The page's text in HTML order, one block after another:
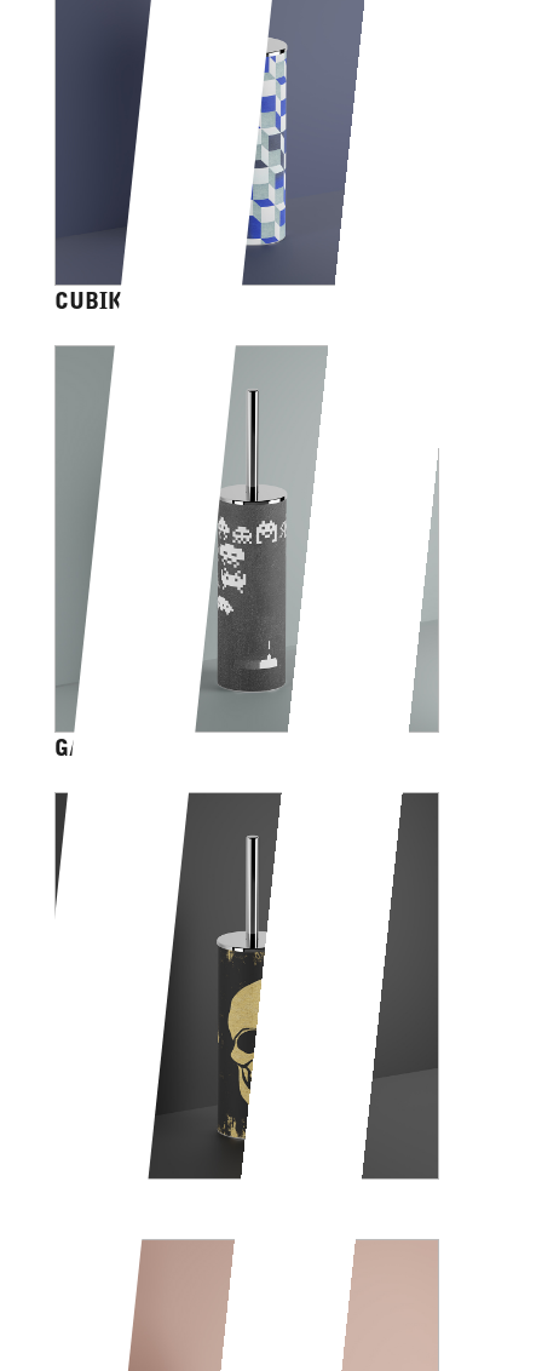
CUBIK
GAME OVER